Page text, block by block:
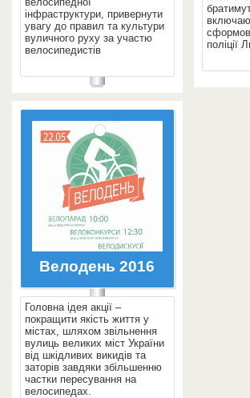
інфраструктури, привернути
увагу до правил та культури
вуличного руху за участю
велосипедистів
поліції
Велодень 2016
Головна ідея акції –
покращити якість життя у
містах, шляхом звільнення
вулиць великих міст України
від шкідливих викидів та
заторів завдяки збільшенню
частки пересування на
велосипедах.